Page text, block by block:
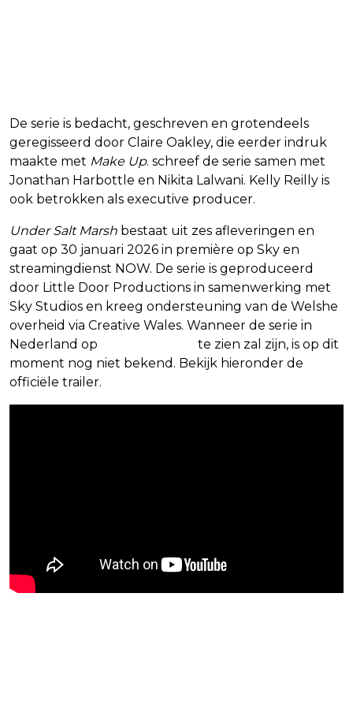
De serie is bedacht, geschreven en grotendeels
geregisseerd door Claire Oakley, die eerder indruk
maakte met Make Up. schreef de serie samen met
Jonathan Harbottle en Nikita Lalwani. Kelly Reilly is
ook betrokken als executive producer.
Under Salt Marsh bestaat uit zes afleveringen en
gaat op 30 januari 2026 in première op Sky en
streamingdienst NOW. De serie is geproduceerd
door Little Door Productions in samenwerking met
Sky Studios en kreeg ondersteuning van de Welshe
overheid via Creative Wales. Wanneer de serie in
Nederland op
te zien zal zijn, is op dit
moment nog niet bekend. Bekijk hieronder de
officiële trailer.